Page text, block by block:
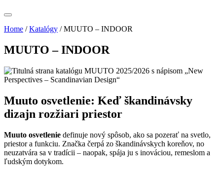
Home /Katalógy /MUUTO – INDOOR
MUUTO – INDOOR
Muuto osvetlenie: Keď škandinávsky
dizajn rozžiari priestor
Muuto osvetlenie definuje nový spôsob, ako sa pozerať na svetlo,
priestor a funkciu. Značka čerpá zo škandinávskych koreňov, no
neuzatvára sa v tradícii – naopak, spája ju s inováciou, remeslom a
ľudským dotykom.